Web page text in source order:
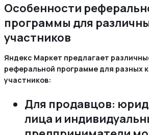
Особенности
программы для
участников
Яндекс Маркет предлагает
реферальной программе для разных
участников:
Для продавцов:
лица и